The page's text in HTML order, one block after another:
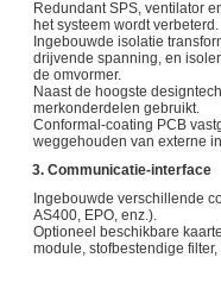
Redundant SPS, ventilator
het systeem wordt verbeterd.
Ingebouwde isolatie
drijvende spanning, en
de omvormer.
Naast de hoogste
merkonderdelen gebruikt.
Conformal-coating PCB
weggehouden van externe
3. Communicatie-interface
Ingebouwde verschillende
AS400, EPO, enz.).
Optioneel beschikbare
module, stofbestendige filter,